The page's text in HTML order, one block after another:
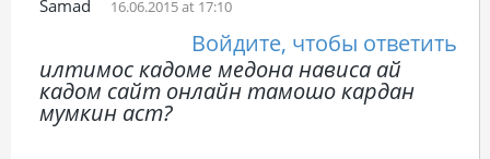
Samad 16.06.2015 at 17:10
Войдите, чтобы ответить
илтимос кадоме медона нависа ай
кадом сайт онлайн тамошо кардан
мумкин аст?